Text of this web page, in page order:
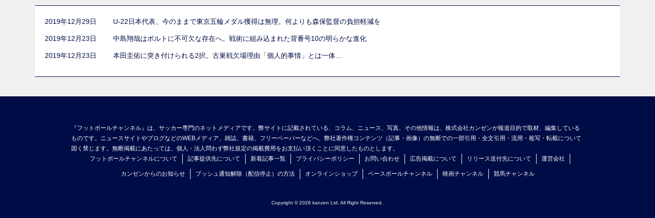
2019年12月29日 U-22日本代表、今のままで東京五輪メダル獲得は無理。何よりも森保監督の負担軽減を
2019年12月23日 中島翔哉はポルトに不可欠な存在へ。戦術に組み込まれた背番号10の明らかな進化
2019年12月23日 本田圭佑に突き付けられる2択。古巣戦欠場理由「個人的事情」とは一体…
『フットボールチャンネル』は、サッカー専門のネットメディアです。弊サイトに記載されている、コラム、ニュース、写真、その他情報は、株式会社カンゼンが報道目的で取材、編集している
ものです。ニュースサイトやブログなどのWEBメディア、雑誌、書籍、フリーペーパーなどへ、弊社著作権コンテンツ（記事・画像）の無断での一部引用・全文引用・流用・複写・転載について
固く禁じます。無断掲載にあたっては、個人・法人問わず弊社規定の掲載費用をお支払い頂くことに同意したものとします。
フットボールチャンネルについて
記事提供先について 新着記事一覧 プライバシーポリシー お問い合わせ 広告掲載について リリース送付先について 運営会社
カンゼンからのお知らせ プッシュ通知解除（配信停止）の方法 オンラインショップ ベースボールチャンネル 映画チャンネル 競馬チャンネル
Copyright © 2026 kanzen Ltd. All Right Reserved.